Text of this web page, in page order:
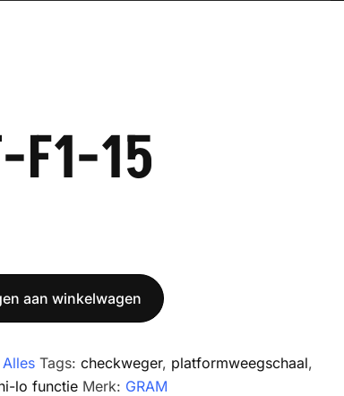
F1-15
aan winkelwagen
Alles Tags:checkweger, platformweegschaal,
lo functie Merk: GRAM